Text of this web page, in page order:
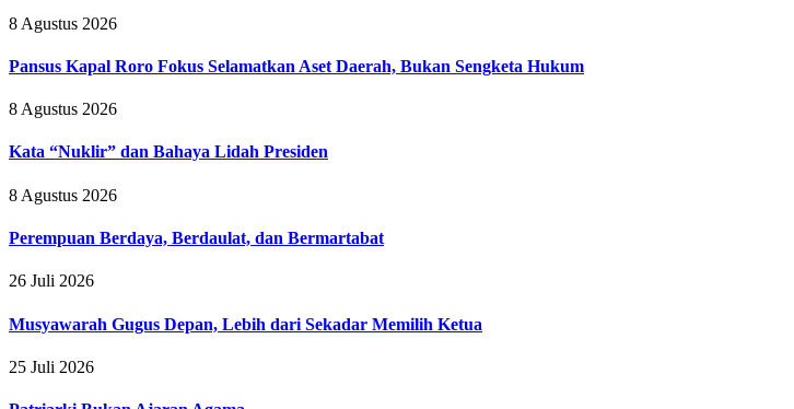
8 Agustus 2026
Pansus Kapal Roro Fokus Selamatkan Aset Daerah, Bukan Sengketa Hukum
8 Agustus 2026
Kata “Nuklir” dan Bahaya Lidah Presiden
8 Agustus 2026
Perempuan Berdaya, Berdaulat, dan Bermartabat
26 Juli 2026
Musyawarah Gugus Depan, Lebih dari Sekadar Memilih Ketua
25 Juli 2026